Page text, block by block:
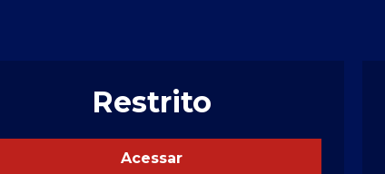
Restrito
Acessar